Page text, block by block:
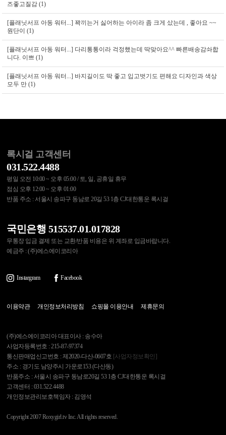
즈좋고질감 (1)
[플래닛서프 아동 워터...] 꽉끼는거 싫어하는 아이라 좀 크게 샀는데 , 좋아요 ~~
원단이 (1)
[플래닛서프 아동 워터...] 다리통통이라 걱정했는데 딱맞아요^^ 빠른배송감솨합
니다. 이쁘 (1)
[플래닛서프 아동 워터...] 바지길이도 딱 좋고 입고벗기도 편해요 디자인과 색상
모두 만 (1)
록시걸 고객센터
031.522.4488
평일 오전 10:00 ~ 오후 05:00 / 토, 일, 공휴일 휴무
점심 오후 12:00 ~ 오후 01:00
반품 주소 : 서울시 송파구 동남로 20길 53 1층 CJ대한통운 록시걸
국민은행 515537.01.017828
무통장 입금 결제 또는 교환/반품 비용은 위 계좌로 입금바랍니다.
예금주 : (주)에스에이코리아
Instargram Facebook
이용약관 개인정보처리방침 쇼핑몰 이용안내 제휴문의
(주)에스에이코리아 대표이사 : 송수아
사업자등록번호 : 215-87-97374
통신판매업신고번호 : 제2020-다산-0607호 [사업자정보확인]
주소 : 경기도 남양주시 가운로153 (다산동)
반품주소 : 서울시 송파구 동남로20길 53 1층 CJ대한통운 록시걸
고객센터 : 031.522.4488
개인정보관리보호책임자 : 김영석
Copyright 2007 Roxygirl.tv Inc. All rights reserved.